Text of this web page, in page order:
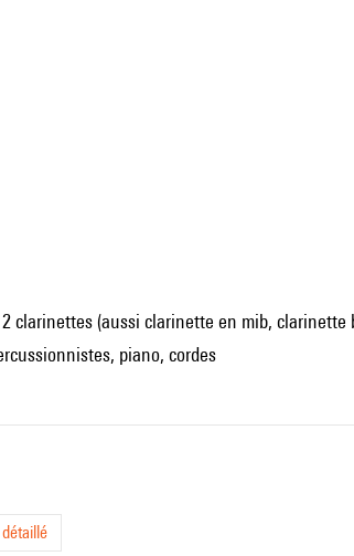
clarinettes (aussi clarinette en mib, clarinette
piano, cordes